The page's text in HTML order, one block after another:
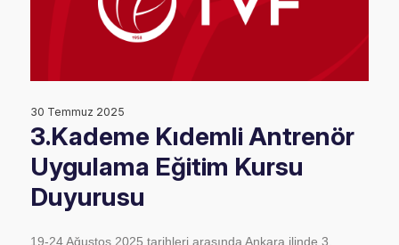
30 Temmuz 2025
3.Kademe Kıdemli Antrenör
Uygulama Eğitim Kursu
Duyurusu
19-24 Ağustos 2025 tarihleri arasında Ankara ilinde 3.